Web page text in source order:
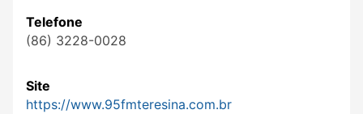
Telefone
(86) 3228-0028
Site
https://www.95fmteresina.com.br